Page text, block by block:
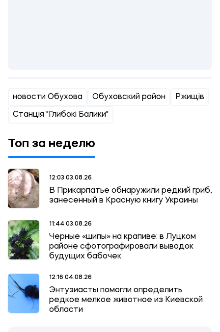
новости Обухова Обуховский район Ржищів
Станція "Глибокі Балики"
Топ за неделю
12:03 03.08.26
В Прикарпатье обнаружили редкий гриб,
занесенный в Красную книгу Украины
11:44 03.08.26
Черные «шипы» на крапиве: в Луцком
районе сфотографировали выводок
будущих бабочек
12:16 04.08.26
Энтузиасты помогли определить
редкое мелкое животное из Киевской
области